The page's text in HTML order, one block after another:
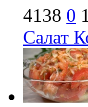
4138 0
Салат